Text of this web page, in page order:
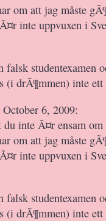
om att jag måste
inte uppvuxen i
studentexamen
drÃ¶mmen) inte ett
6, 2009:
inte Ã¤r ensam om
om att jag måste
inte uppvuxen i
studentexamen
drÃ¶mmen) inte ett